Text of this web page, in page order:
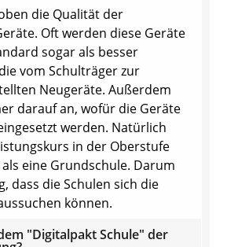
die Qualität der
Oft werden diese Geräte
sogar als besser
vom Schulträger zur
Neugeräte. Außerdem
darauf an, wofür die Geräte
werden. Natürlich
in der Oberstufe
eine Grundschule. Darum
dass die Schulen sich die
können.
"Digitalpakt Schule" der